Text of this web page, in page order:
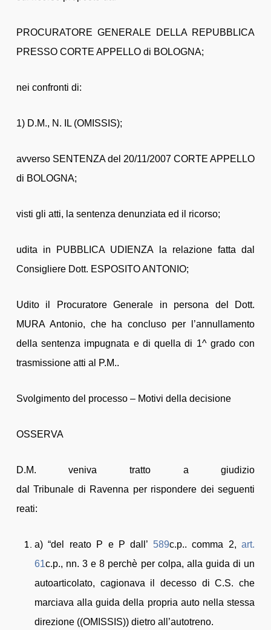
PROCURATORE GENERALE DELLA REPUBBLICA
PRESSO CORTE APPELLO di BOLOGNA;
nei confronti di:
1) D.M., N. IL (OMISSIS);
avverso SENTENZA del 20/11/2007 CORTE APPELLO
di BOLOGNA;
visti gli atti, la sentenza denunziata ed il ricorso;
udita in PUBBLICA UDIENZA la relazione fatta dal
Consigliere Dott. ESPOSITO ANTONIO;
Udito il Procuratore Generale in persona del Dott.
MURA Antonio, che ha concluso per l’annullamento
della sentenza impugnata e di quella di 1^ grado con
trasmissione atti al P.M..
Svolgimento del processo – Motivi della decisione
OSSERVA
D.M. veniva tratto a giudizio
dal Tribunale di Ravenna per rispondere dei seguenti
reati:
a) “del reato P e P dall’ 589c.p.. comma 2,art.
61c.p., nn. 3 e 8 perchè per colpa, alla guida di un
autoarticolato, cagionava il decesso di C.S. che
marciava alla guida della propria auto nella stessa
direzione ((OMISSIS)) dietro all’autotreno.